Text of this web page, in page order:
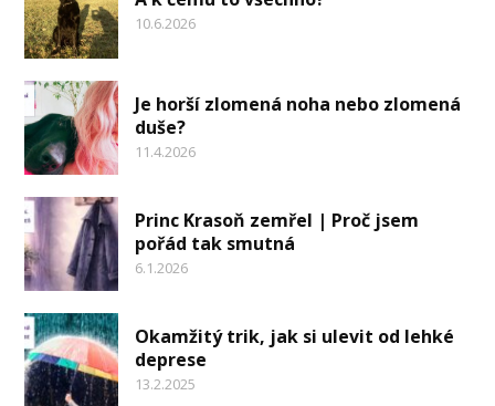
10.6.2026
Je horší zlomená noha nebo zlomená
duše?
11.4.2026
Princ Krasoň zemřel | Proč jsem
pořád tak smutná
6.1.2026
Okamžitý trik, jak si ulevit od lehké
deprese
13.2.2025